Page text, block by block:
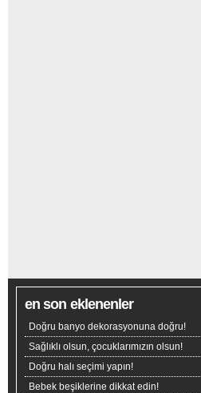
en son eklenenler
Doğru banyo dekorasyonuna doğru!
Sağlıklı olsun, çocuklarımızın olsun!
Doğru halı seçimi yapın!
Bebek beşiklerine dikkat edin!